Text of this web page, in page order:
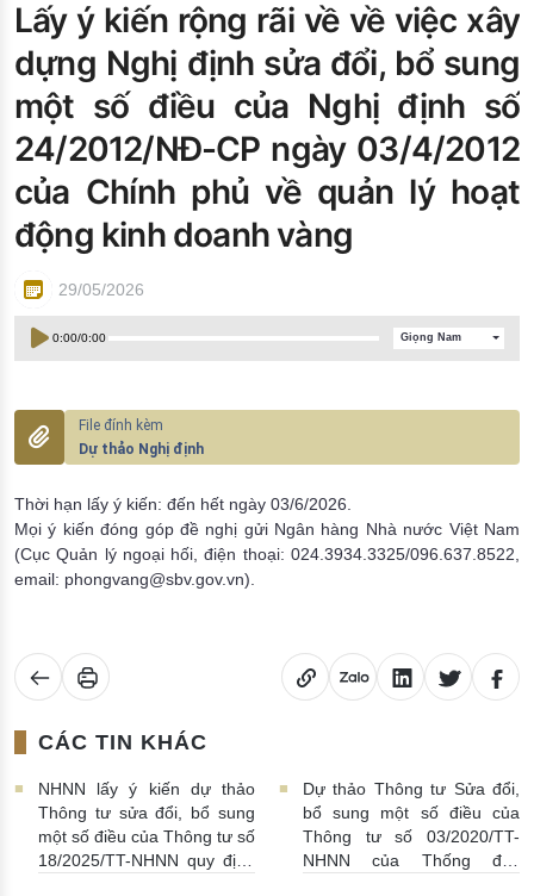
Đào tạo ISO
Lấy ý kiến rộng rãi về về việc xây
dựng Nghị định sửa đổi, bổ sung
một số điều của Nghị định số
24/2012/NĐ-CP ngày 03/4/2012
của Chính phủ về quản lý hoạt
động kinh doanh vàng
29/05/2026
0:00/0:00 Giọng Nam
Dự thảo Nghị định
Thời hạn lấy ý kiến: đến hết ngày 03/6/2026.
Mọi ý kiến đóng góp đề nghị gửi Ngân hàng Nhà nước Việt Nam
(Cục Quản lý ngoại hối, điện thoại: 024.3934.3325/096.637.8522,
email: phongvang@sbv.gov.vn).
CÁC TIN KHÁC
NHNN lấy ý kiến dự thảo
Thông tư sửa đổi, bổ sung
một số điều của Thông tư số
18/2025/TT-NHNN quy định
Dự thảo Thông tư Sửa đổi,
bổ sung một số điều của
Thông tư số 03/2020/TT-
NHNN của Thống đốc